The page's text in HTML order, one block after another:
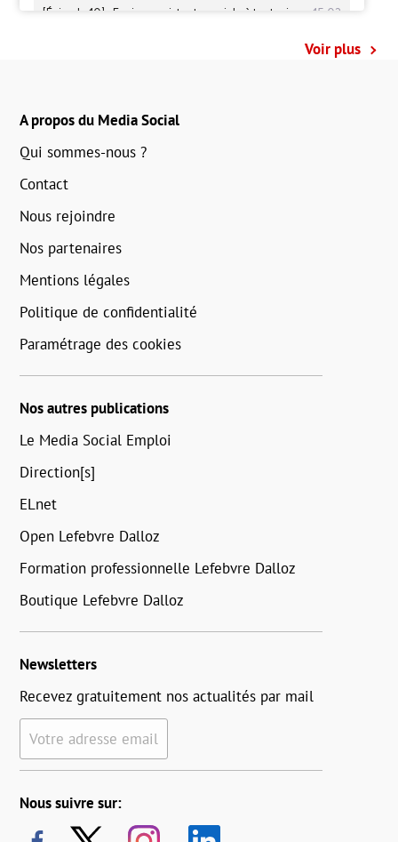
Voir plus
A propos du Media Social
Qui sommes-nous ?
Contact
Nous rejoindre
Nos partenaires
Mentions légales
Politique de confidentialité
Paramétrage des cookies
Nos autres publications
Le Media Social Emploi
Direction[s]
ELnet
Open Lefebvre Dalloz
Formation professionnelle Lefebvre Dalloz
Boutique Lefebvre Dalloz
Newsletters
Recevez gratuitement nos actualités par mail
Votre adresse email
Nous suivre sur: